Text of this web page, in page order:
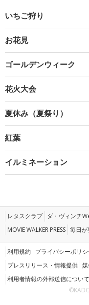
いちご狩り
お花見
ゴールデンウィーク
花火大会
夏休み（夏祭り）
紅葉
イルミネーション
レタスクラブ ダ・ヴィンチ
MOVIE WALKER PRESS 毎日が
利用規約 プライバシーポリシ
プレスリリース・情報提供
利用者情報の外部送信について